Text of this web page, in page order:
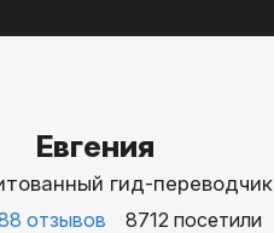
Евгения
гид-переводчик
отзывов
8712 посетили